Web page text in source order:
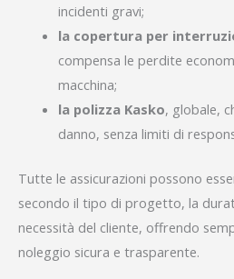
incidenti gravi;
la copertura per
compensa le perdite
macchina;
la polizza Kasko, globale,
danno, senza limiti di
Tutte le assicurazioni possono
secondo il tipo di progetto, la
necessità del cliente, offrendo
noleggio sicura e trasparente.